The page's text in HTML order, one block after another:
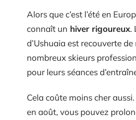
Alors que c’est l’été en
connaît un hiver rigoureux.
d’Ushuaia est recouverte de
nombreux skieurs
pour leurs séances
Cela coûte moins cher
en août, vous pouvez